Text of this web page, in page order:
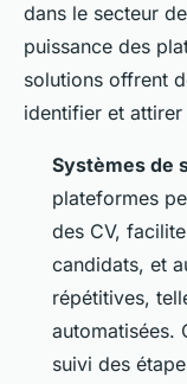
dans le secteur
puissance des
solutions offrent
identifier et
Systèmes de
plateformes
des CV,
candidats, et
répétitives,
automatisées.
suivi des